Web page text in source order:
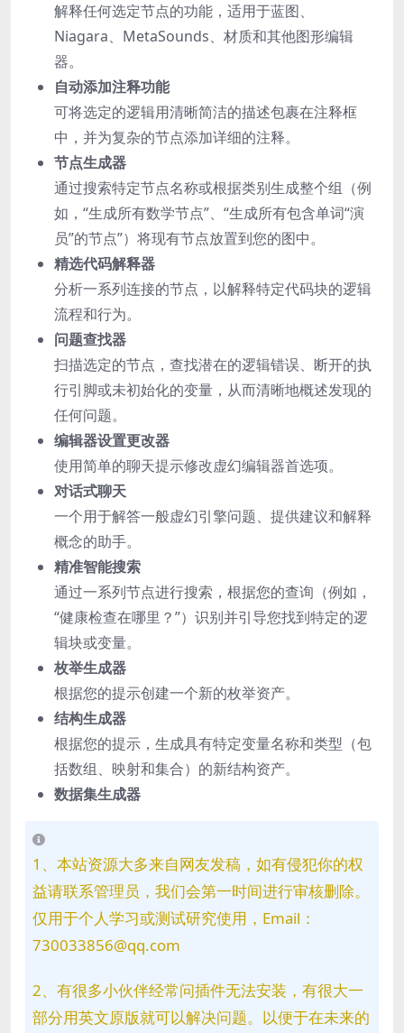
解释任何选定节点的功能，适用于蓝图、
Niagara、MetaSounds、材质和其他图形编辑
器。
自动添加注释功能
可将选定的逻辑用清晰简洁的描述包裹在注释框
中，并为复杂的节点添加详细的注释。
节点生成器
通过搜索特定节点名称或根据类别生成整个组（例
如，“生成所有数学节点”、“生成所有包含单词“演
员”的节点”）将现有节点放置到您的图中。
精选代码解释器
分析一系列连接的节点，以解释特定代码块的逻辑
流程和行为。
问题查找器
扫描选定的节点，查找潜在的逻辑错误、断开的执
行引脚或未初始化的变量，从而清晰地概述发现的
任何问题。
编辑器设置更改器
使用简单的聊天提示修改虚幻编辑器首选项。
对话式聊天
一个用于解答一般虚幻引擎问题、提供建议和解释
概念的助手。
精准智能搜索
通过一系列节点进行搜索，根据您的查询（例如，
“健康检查在哪里？”）识别并引导您找到特定的逻
辑块或变量。
枚举生成器
根据您的提示创建一个新的枚举资产。
结构生成器
根据您的提示，生成具有特定变量名称和类型（包
括数组、映射和集合）的新结构资产。
数据集生成器
1、本站资源大多来自网友发稿，如有侵犯你的权
益请联系管理员，我们会第一时间进行审核删除。
仅用于个人学习或测试研究使用，Email：
730033856@qq.com
2、有很多小伙伴经常问插件无法安装，有很大一
部分用英文原版就可以解决问题。以便于在未来的